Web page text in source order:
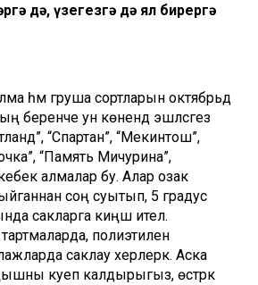
дә, үзегезгә дә ял бирергә
һәм груша сортларын октябрьдә
ун көнендә эшләсәгез
“Спартан”, “Мекинтош”,
“Память Мичурина”,
алмалар бу. Алар озак
соң суытып, 5 градус
сакларга киңәш ителә.
полиэтилен
саклау хәерлерәк. Аска
куеп калдырыгыз, өстәрәк